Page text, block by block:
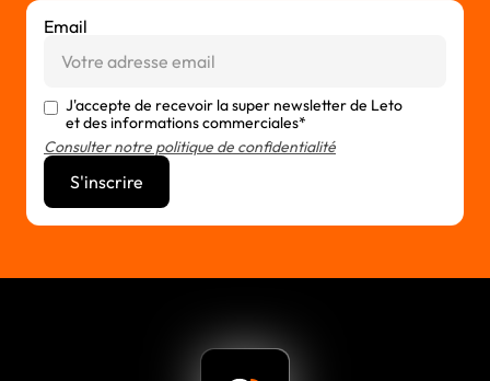
Email
J'accepte de recevoir la super newsletter de Leto
et des informations commerciales*
Consulter notre politique de confidentialité